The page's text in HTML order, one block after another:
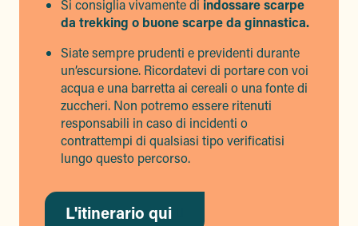
Si consiglia vivamente di indossare scarpe
da trekking o buone scarpe da ginnastica.
Siate sempre prudenti e previdenti durante
un’escursione. Ricordatevi di portare con voi
acqua e una barretta ai cereali o una fonte di
zuccheri. Non potremo essere ritenuti
responsabili in caso di incidenti o
contrattempi di qualsiasi tipo verificatisi
lungo questo percorso.
L'itinerario qui